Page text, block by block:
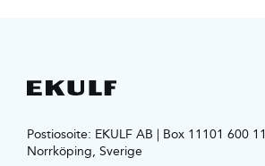
Postiosoite: EKULF AB | Box 11101 600 11
Norrköping, Sverige